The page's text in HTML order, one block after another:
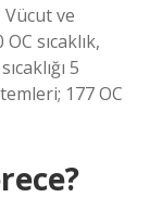
Vücut ve
sıcaklık,
5
177 OC